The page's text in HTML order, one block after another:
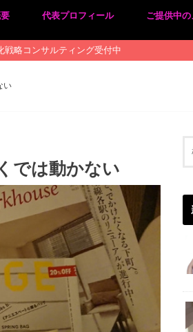
代表プロフィール ご提供中
戦略コンサルティング受付中
い
では動かない